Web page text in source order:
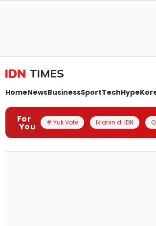
HomeNewsBusinessSportTechHype
For
You # Yuk Vote Iklanin di IDN